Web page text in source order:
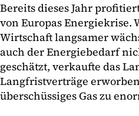
Bereits dieses Jahr
von Europas Energiekrise.
Wirtschaft langsamer
auch der Energiebedarf
geschätzt, verkaufte das
Langfristverträge
überschüssiges Gas zu